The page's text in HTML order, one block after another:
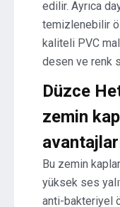
edilir. Ayrıca
temizlenebilir
kaliteli PVC
desen ve renk
Düzce
zemin
Bu zemin
yüksek ses
anti-bakteriyel